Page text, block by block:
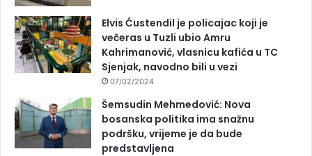
Elvis Ćustendil je policajac koji je
večeras u Tuzli ubio Amru
Kahrimanović, vlasnicu kafića u TC
Sjenjak, navodno bili u vezi
07/02/2024
Šemsudin Mehmedović: Nova
bosanska politika ima snažnu
podršku, vrijeme je da bude
predstavljena